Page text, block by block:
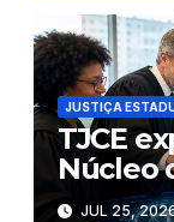
JUSTIÇA
TJCE
Núcleo
conclui
JUL 25,